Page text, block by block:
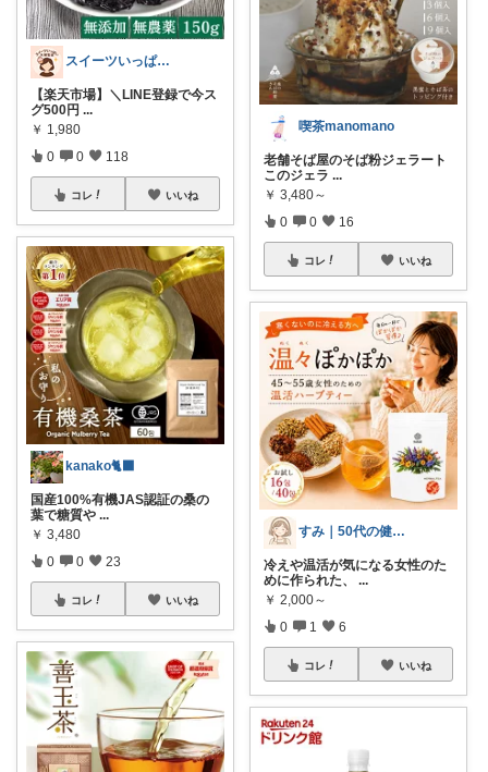
スイーツいっぱい大博覧会
【楽天市場】＼LINE登録で今ス
グ500円 ...
￥ 1,980
0 0 118
コレ いいね
kanako🐈‍⬛
国産100%有機JAS認証の桑の
葉で糖質や ...
￥ 3,480
0 0 23
コレ いいね
喫茶manomano
老舗そば屋のそば粉ジェラート
このジェラ ...
￥ 3,480～
0 0 16
コレ いいね
すみ｜50代の健康と暮らし
冷えや温活が気になる女性のた
めに作られた、
...
￥ 2,000～
0 1 6
コレ いいね